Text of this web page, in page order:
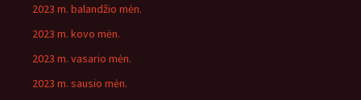
2023 m. balandžio mėn.
2023 m. kovo mėn.
2023 m. vasario mėn.
2023 m. sausio mėn.